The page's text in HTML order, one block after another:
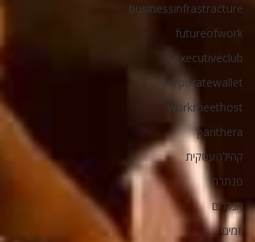
businessinfrastracture
futureofwork
executiveclub
corporatewallet
workmeethost
panthera
קהילהעסקית
פנתרה
מנכלים
יזמים